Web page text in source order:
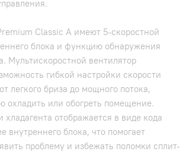
Classic A имеют 5-скоростной
блока и функцию обнаружения
Мультискоростной вентилятор
гибкой настройки скорости
легкого бриза до мощного потока,
охладить или обогреть помещение.
хладагента отображается в виде кода
внутреннего блока, что помогает
проблему и избежать поломки сплит-